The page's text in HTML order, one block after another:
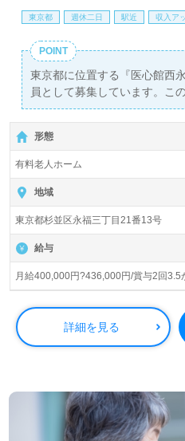
東京都 週休二日 駅近 収入ア
POINT
東京都に位置する『医心館西
員として募集しています。こ
名の患者様を全室個室で受け
抱える方々に質の高い医療を
400,000円から436,000円で、
め、経済的な安定を得ること
看護師として臨床経験がある
スピスで活かすチャンスです
も、患者様一人ひとりに寄り
すので、安心してご応募いた
ケアの知識がある方も大歓迎
を感じたい、または環境を変
こちらの職場は理想的な選択
さらに、全国各地のエリアで
は、ぜひお気軽にお問い合わ
ながら理想の職場を見つけて
転職支援サービスは完全無料
形態
有料老人ホーム
地域
東京都杉並区永福三丁目21番13号
給与
月給400,000円?436,000円/賞与2回3.5
詳細を見る